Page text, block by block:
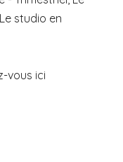
studio en
vous ici